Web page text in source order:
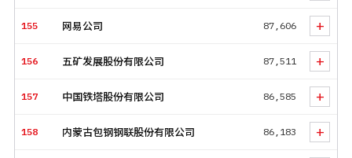
155 网易公司 87,606 +
156 五矿发展股份有限公司 87,511 +
157 中国铁塔股份有限公司 86,585 +
158 内蒙古包钢钢联股份有限公司 86,183 +